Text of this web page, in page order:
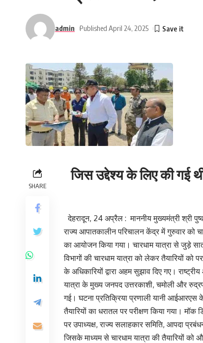
admin Published April 24, 2025
SHARE
जिस उद्देश्य के लिए की गई
देहरादून, 24 अप्रैल : माननीय मुख्यमंत्री श्री
राज्य आपातकालीन परिचालन केंद्र में गुरुवार को
का आयोजन किया गया। चारधाम यात्रा से जुड़े
विभागों की चारधाम यात्रा को लेकर तैयारियों
के अधिकारियों द्वारा अहम सुझाव दिए गए।
यात्रा के मुख्य जनपद उत्तरकाशी, चमोली और
गई। घटना प्रतिक्रिया प्रणाली यानी आईआरएस
तैयारियों का धरातल पर परीक्षण किया गया।
पर उपाध्यक्ष, राज्य सलाहकार समिति, आपदा
जिसके माध्यम से चारधाम यात्रा की तैयारियों